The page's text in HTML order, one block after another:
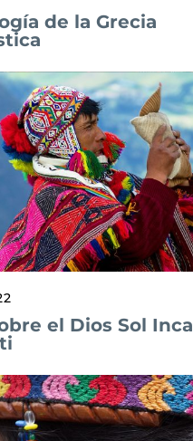
de la Grecia
el Dios Sol Inca